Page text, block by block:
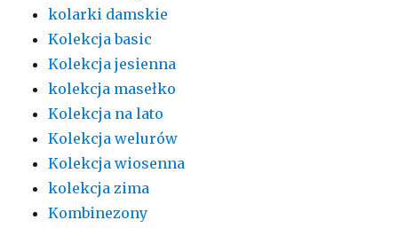
kolarki damskie
Kolekcja basic
Kolekcja jesienna
kolekcja masełko
Kolekcja na lato
Kolekcja welurów
Kolekcja wiosenna
kolekcja zima
Kombinezony